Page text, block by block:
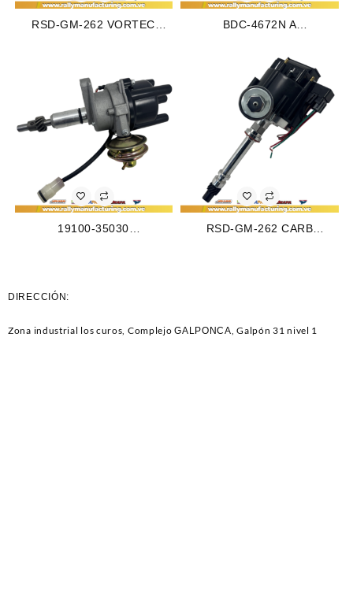
RSD-GM-262 VORTEC
6CIL VORTEC (172)
BDC-4672N A
MAVERICK – MUSTANG –
GRANADA M200 (3.3) – 250
(4.1) (75-83) 6CIL TAPA
NORMAL (2383)
19100-35030
88) 4CIL (1460)
RSD-GM-262 CARB
DIRECCIÓN:
Zona industrial los curos, ComplejoGALPONCA , Galpón 31 nivel 1